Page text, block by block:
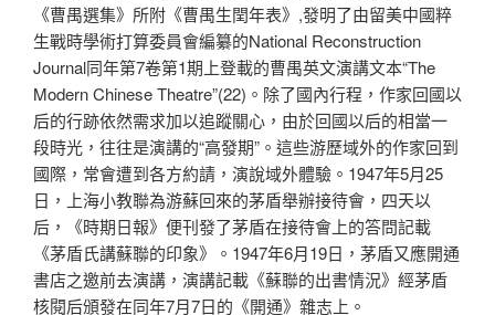
《曹禺選集》所附《曹禺生閏年表》,發明了由留美中國粹
生戰時學術打算委員會編纂的National Reconstruction
Journal同年第7卷第1期上登載的曹禺英文演講文本“The
Modern Chinese Theatre”(22)。除了國內行程，作家回國以
后的行跡依然需求加以追蹤關心，由於回國以后的相當一
段時光，往往是演講的“高發期”。這些游歷域外的作家回到
國際，常會遭到各方約請，演說域外體驗。1947年5月25
日，上海小教聯為游蘇回來的茅盾舉辦接待會，四天以
后，《時期日報》便刊發了茅盾在接待會上的答問記載
《茅盾氏講蘇聯的印象》。1947年6月19日，茅盾又應開通
書店之邀前去演講，演講記載《蘇聯的出書情況》經茅盾
核閱后頒發在同年7月7日的《開通》雜志上。